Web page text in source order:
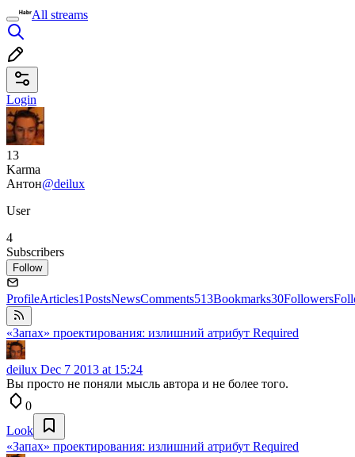
All streams
Login
13
Karma
Антон@deilux
User
4
Subscribers
Follow
ProfileArticles1PostsNewsComments513Bookmarks30Followers
«Запах» проектирования: излишний атрибут Required
deilux Dec 7 2013 at 15:24
Вы просто не поняли мысль автора и не более того.
0
Look
«Запах» проектирования: излишний атрибут Required